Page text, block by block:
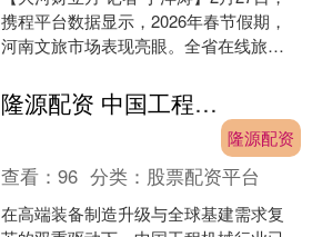
携程平台数据显示，2026年春节假期，
河南文旅市场表现亮眼。全省在线旅游
长37%，....
隆源配资 中国工程机械要趁早撕下“受制于行业周期”的标签
隆源配资
查看：96 分类： 股票配资平台
在高端装备制造升级与全球基建需求复